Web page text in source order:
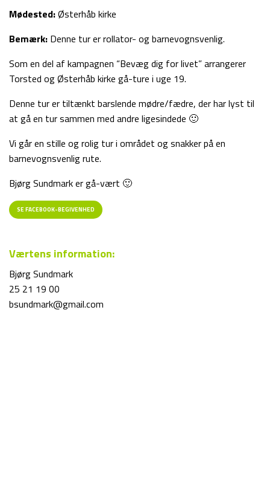
Mødested:Østerhåb kirke
Bemærk: Denne tur er rollator- og barnevognsvenlig.
Som en del af kampagnen “Bevæg dig for livet” arrangerer
Torsted og Østerhåb kirke gå-ture i uge 19.
Denne tur er tiltænkt barslende mødre/fædre, der har lyst til
at gå en tur sammen med andre ligesindede 🙂
Vi går en stille og rolig tur i området og snakker på en
barnevognsvenlig rute.
Bjørg Sundmark er gå-vært 🙂
SE FACEBOOK-BEGIVENHED
Værtens information:
Bjørg Sundmark
25 21 19 00
bsundmark@gmail.com